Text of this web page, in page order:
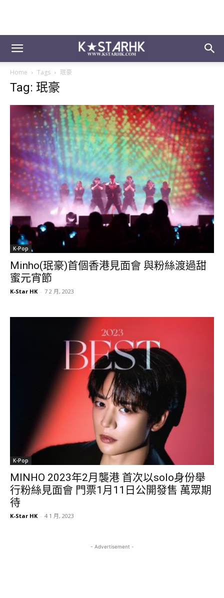
Home Tags 珉豪
Tag: 珉豪
K-Pop
Minho(珉豪)首個香港見面會 與粉絲渡過甜
蜜元宵節
K-Star HK - 7 2 月, 2023
K-Pop
MINHO 2023年2月襲港 首次以solo身份舉
行粉絲見面會 門票1月11日公開發售 萬眾期
待
K-Star HK - 4 1 月, 2023
- Advertisement -